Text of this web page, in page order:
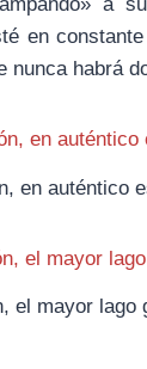
en
nunca habrá
en auténtico
el mayor lago